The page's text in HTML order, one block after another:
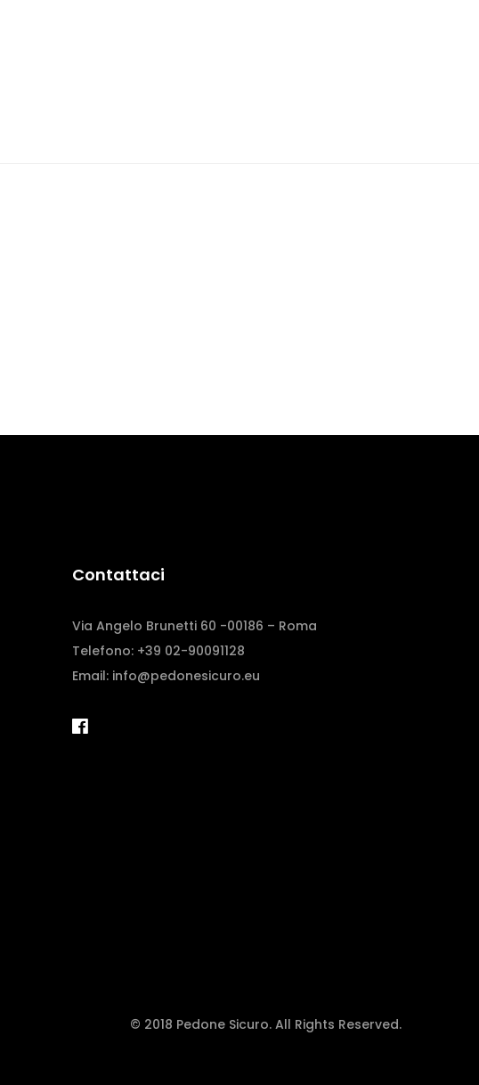
Contattaci
Via Angelo Brunetti 60 -00186 – Roma
Telefono: +39 02-90091128
Email: info@pedonesicuro.eu
© 2018 Pedone Sicuro. All Rights Reserved.